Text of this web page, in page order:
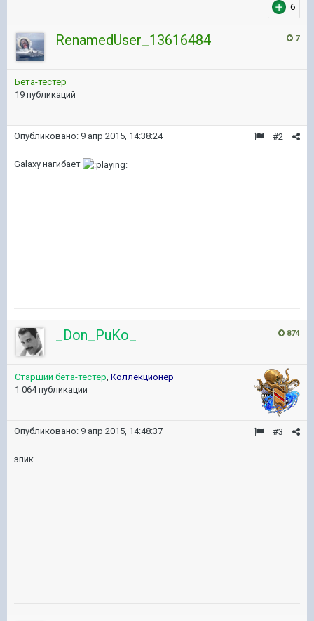
6
7
RenamedUser_13616484
Бета-тестер
19 публикаций
#2
Опубликовано: 9 апр 2015, 14:38:24
Galaxy нагибает
874
_Don_PuKo_
Старший бета-тестер, Коллекционер
1 064 публикации
#3
Опубликовано: 9 апр 2015, 14:48:37
эпик